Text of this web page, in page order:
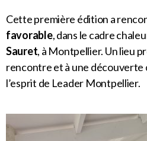
Cette première édition a
favorable, dans le cadre
Sauret, à Montpellier. Un lieu
rencontre et à une découverte
l’esprit de Leader Montpellier.